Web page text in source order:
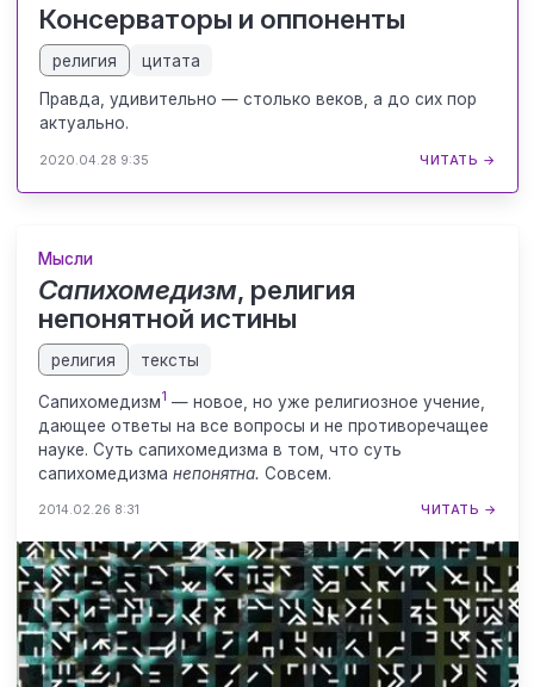
Консерваторы и оппоненты
религия цитата
Правда, удивительно — столько веков, а до сих пор
актуально.
2020.04.28 9:35 ЧИТАТЬ →
Мысли
Сапихомедизм, религия
непонятной истины
религия тексты
Сапихомедизм1 — новое, но уже религиозное учение,
дающее ответы на все вопросы и не противоречащее
науке. Суть сапихомедизма в том, что суть
сапихомедизма непонятна. Совсем.
2014.02.26 8:31 ЧИТАТЬ →